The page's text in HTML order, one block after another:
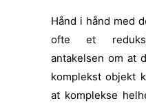
Hånd i hånd med
ofte et
antakelsen om at
komplekst objekt
at komplekse